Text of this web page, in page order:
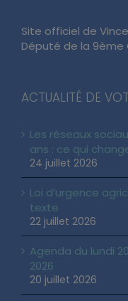
Site officiel de
Député de la 9ème
ACTUALITÉ DE
Les réseaux
ans : ce qui
24 juillet 2026
Loi d’urgence
texte
22 juillet 2026
Agenda du lundi
2026
20 juillet 2026